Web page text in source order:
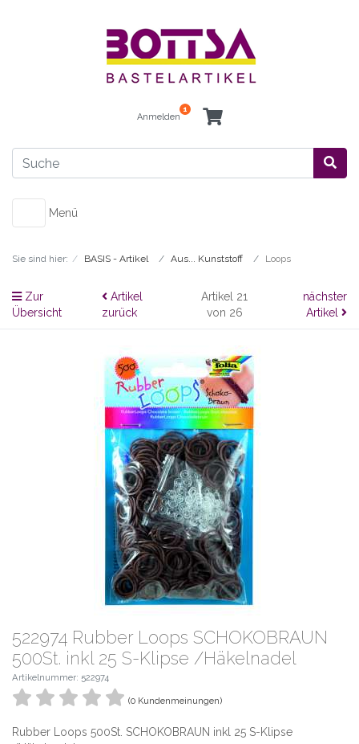
Anmelden
1
Menü
Sie sind hier: BASIS - Artikel Aus... Kunststoff Loops
Zur
Übersicht
Artikel
zurück
Artikel 21
von 26
nächster
Artikel
522974 Rubber Loops SCHOKOBRAUN
500St. inkl 25 S-Klipse /Häkelnadel
Artikelnummer: 522974
(0 Kundenmeinungen)
Rubber Loops 500St. SCHOKOBRAUN inkl 25 S-Klipse